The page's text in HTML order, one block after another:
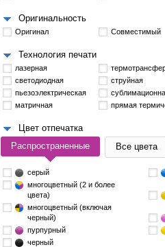
Оригинальность
Оригинал Совместимый
Технология печати
лазерная
светодиодная
струйная
пьезоэлектрическая
матричная
прямая
Цвет отпечатка
Распространенные
Все цвета
серый
многоцветный (2 и более
цвета)
многоцветный (включая
черный)
пурпурный
черный